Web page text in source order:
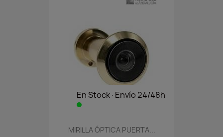
En Stock·Envío 24/48h
MIRILLA ÓPTICA PUERTA...